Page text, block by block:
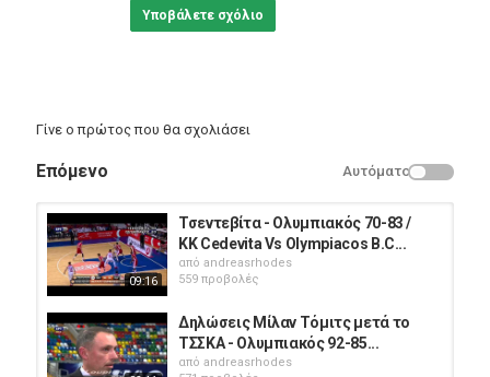
Υποβάλετε σχόλιο
Γίνε ο πρώτος που θα σχολιάσει
Επόμενο Αυτόματο
09:16
Τσεντεβίτα - Ολυμπιακός 70-83 /
KK Cedevita Vs Olympiacos B.C...
από andreasrhodes
559 προβολές
Δηλώσεις Μίλαν Τόμιτς μετά το
ΤΣΣΚΑ - Ολυμπιακός 92-85...
από andreasrhodes